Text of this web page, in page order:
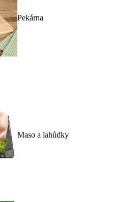
Pekárna
Maso a lahůdky